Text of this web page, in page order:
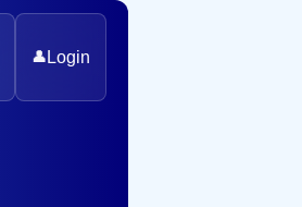
👤 Login